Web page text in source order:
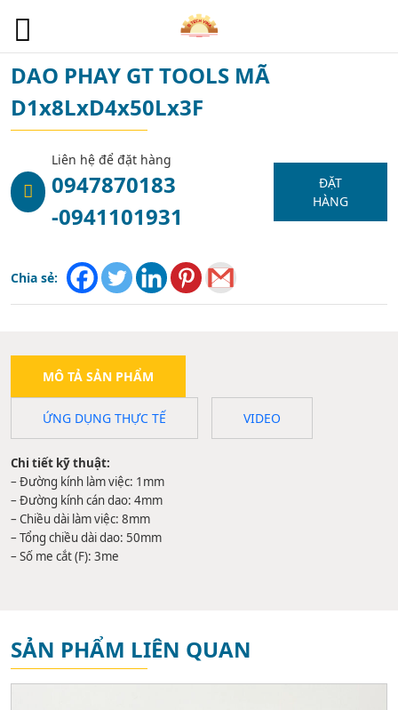
DAO PHAY GT TOOLS MÃ
D1x8LxD4x50Lx3F
Liên hệ để đặt hàng
0947870183
-0941101931
ĐẶT
HÀNG
Chia sẻ:
MÔ TẢ SẢN PHẨM
ỨNG DỤNG THỰC TẾ VIDEO
Chi tiết kỹ thuật:
– Đường kính làm việc: 1mm
– Đường kính cán dao: 4mm
– Chiều dài làm việc: 8mm
– Tổng chiều dài dao: 50mm
– Số me cắt (F): 3me
SẢN PHẨM LIÊN QUAN